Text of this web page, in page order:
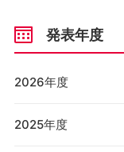
発表年度
2026年度
2025年度